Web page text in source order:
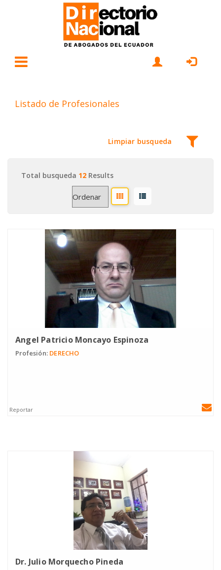
Listado de Profesionales
Limpiar busqueda
Total busqueda 12 Results
Angel Patricio Moncayo Espinoza
Profesión: DERECHO
Reportar
Dr. Julio Morquecho Pineda